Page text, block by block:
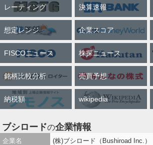
レーティング 決算速報
想定レンジ 企業スコア
FISCOニュース 株探ニュース
銘柄比較分析 売買予想
納税額 wikipedia
ブシロードの企業情報
企業名 (株)ブシロード（Bushiroad Inc.）